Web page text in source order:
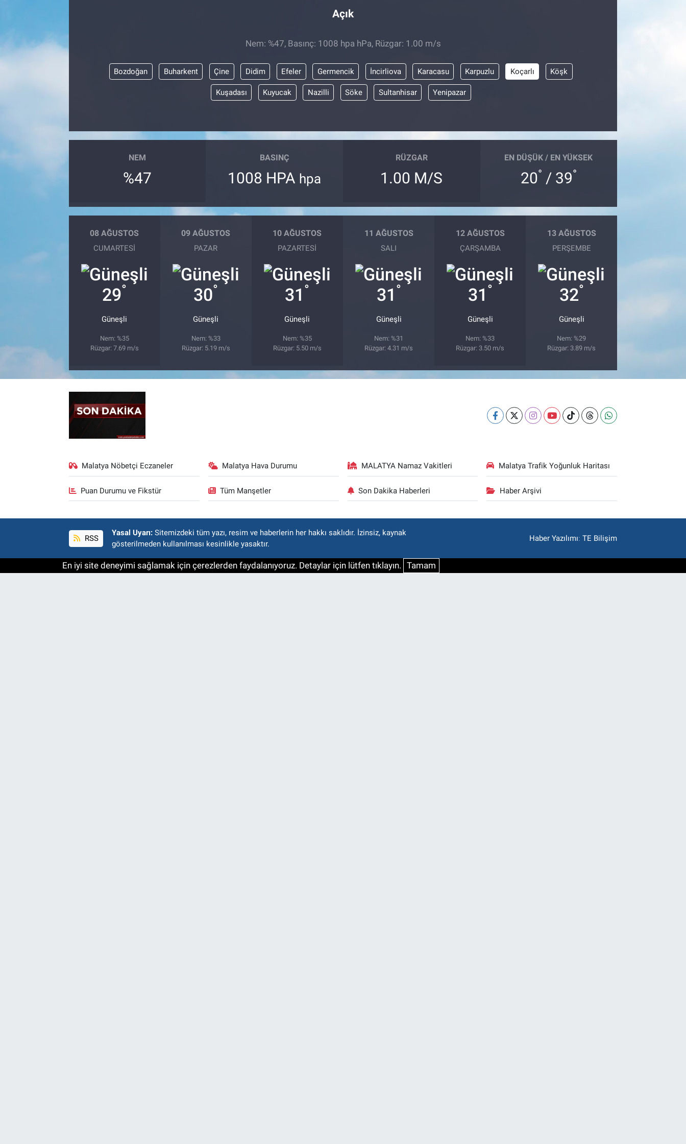
Açık
Nem: %47, Basınç: 1008 hpa hPa, Rüzgar: 1.00 m/s
Bozdoğan Buharkent Çine Didim Efeler Germencik İncirliova Karacasu Karpuzlu Koçarlı Köşk
Kuşadası Kuyucak Nazilli Söke Sultanhisar Yenipazar
NEM
%47
BASINÇ
1008 HPA hpa
RÜZGAR
1.00 M/S
EN DÜŞÜK / EN YÜKSEK
20° / 39°
08 AĞUSTOS
CUMARTESI
29°
Güneşli
Nem: %35
Rüzgar: 7.69 m/s
09 AĞUSTOS
PAZAR
30°
Güneşli
Nem: %33
Rüzgar: 5.19 m/s
10 AĞUSTOS
PAZARTESI
31 °
Güneşli
Nem: %35
Rüzgar: 5.50 m/s
11 AĞUSTOS
SALI
31 °
Güneşli
Nem: %31
Rüzgar: 4.31 m/s
12 AĞUSTOS
ÇARŞAMBA
31 °
Güneşli
Nem: %33
Rüzgar: 3.50 m/s
13 AĞUSTOS
PERŞEMBE
32°
Güneşli
Nem: %29
Rüzgar: 3.89 m/s
Malatya Nöbetçi Eczaneler Malatya Hava Durumu MALATYA Namaz Vakitleri Malatya Trafik Yoğunluk Haritası
Puan Durumu ve Fikstür Tüm Manşetler Son Dakika Haberleri Haber Arşivi
RSS
Yasal Uyarı: Sitemizdeki tüm yazı, resim ve haberlerin her hakkı saklıdır. İzinsiz, kaynak
gösterilmeden kullanılması kesinlikle yasaktır.
Haber Yazılımı:TE Bilişim
En iyi site deneyimi sağlamak için çerezlerden faydalanıyoruz. Detaylar için lütfen tıklayın. Tamam